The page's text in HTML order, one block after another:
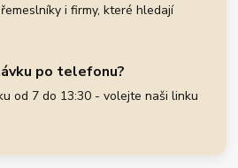
i firmy, které hledají
po telefonu?
od 7 do 13:30 - volejte naši linku